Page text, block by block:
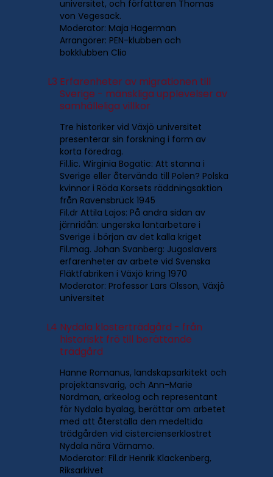
universitet, och författaren Thomas
von Vegesack.
Moderator: Maja Hagerman
Arrangörer: PEN-klubben och
bokklubben Clio
L3 Erfarenheter av migrationen till
Sverige - mänskliga upplevelser av
samhälleliga villkor
Tre historiker vid Växjö universitet
presenterar sin forskning i form av
korta föredrag.
Fil.lic. Wirginia Bogatic: Att stanna i
Sverige eller återvända till Polen? Polska
kvinnor i Röda Korsets räddningsaktion
från Ravensbrück 1945
Fil.dr Attila Lajos: På andra sidan av
järnridån: ungerska lantarbetare i
Sverige i början av det kalla kriget
Fil.mag. Johan Svanberg: Jugoslavers
erfarenheter av arbete vid Svenska
Fläktfabriken i Växjö kring 1970
Moderator: Professor Lars Olsson, Växjö
universitet
L4 Nydala klosterträdgård - från
historiskt frö till berättande
trädgård
Hanne Romanus, landskapsarkitekt och
projektansvarig, och Ann-Marie
Nordman, arkeolog och representant
för Nydala byalag, berättar om arbetet
med att återställa den medeltida
trädgården vid cistercienserklostret
Nydala nära Värnamo.
Moderator: Fil.dr Henrik Klackenberg,
Riksarkivet